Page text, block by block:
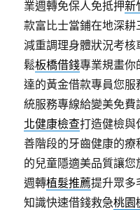
業週轉免保人免抵押新
款富比士當鋪在地深
減重調理身體狀況考
鬆板橋借錢專業規畫你
達的黃金借款專員您服
統服務專線給變美免
北健康檢查打造健檢與
善階段的牙齒健康的療
的兒童隱適美品質讓
週轉植髮推薦提升眾多
知識快速借錢救急桃園